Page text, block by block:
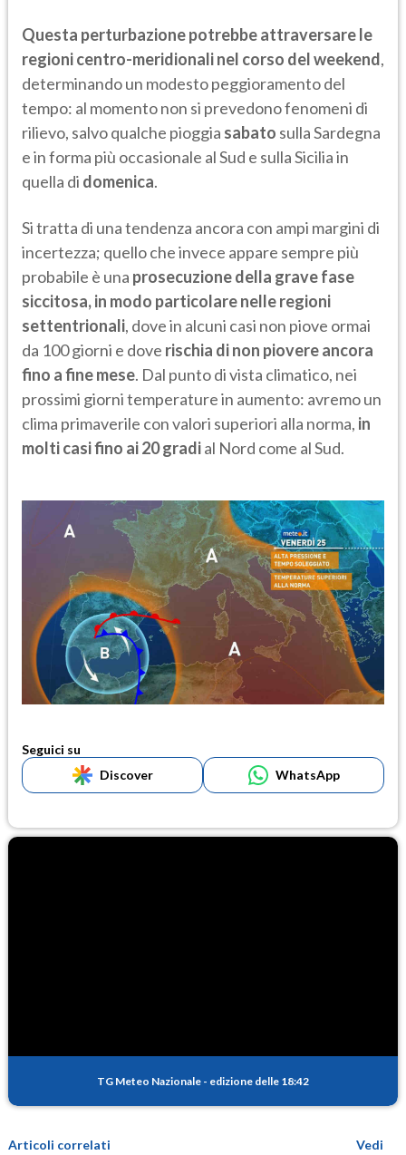
Questa perturbazione potrebbe attraversare le
regioni centro-meridionali nel corso del weekend,
determinando un modesto peggioramento del
tempo: al momento non si prevedono fenomeni di
rilievo, salvo qualche pioggia sabato sulla Sardegna
e in forma più occasionale al Sud e sulla Sicilia in
quella di domenica.
Si tratta di una tendenza ancora con ampi margini di
incertezza; quello che invece appare sempre più
probabile è una prosecuzione della grave fase
siccitosa, in modo particolare nelle regioni
settentrionali, dove in alcuni casi non piove ormai
da 100 giorni e dove rischia di non piovere ancora
fino a fine mese. Dal punto di vista climatico, nei
prossimi giorni temperature in aumento: avremo un
clima primaverile con valori superiori alla norma, in
molti casi fino ai 20 gradial Nord come al Sud.
Seguici su
Discover
WhatsApp
TG Meteo Nazionale - edizione delle 18:42
Articoli correlati
Vedi